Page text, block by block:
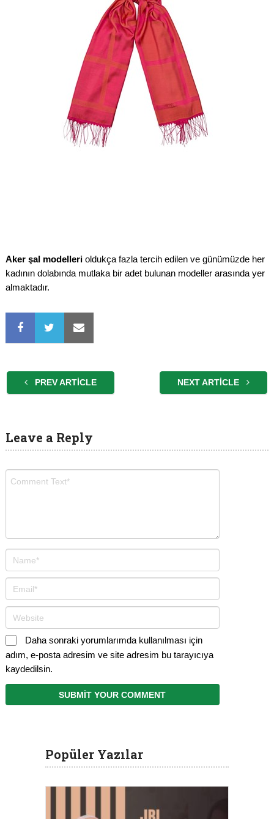
Aker şal modelleri oldukça fazla tercih edilen ve günümüzde her
kadının dolabında mutlaka bir adet bulunan modeller arasında yer
almaktadır.
PREV ARTICLE NEXT ARTICLE
Leave a Reply
Daha sonraki yorumlarımda kullanılması için
adım, e-posta adresim ve site adresim bu tarayıcıya
kaydedilsin.
Popüler Yazılar